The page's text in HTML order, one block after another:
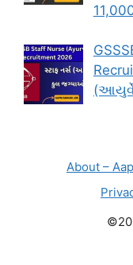
About –